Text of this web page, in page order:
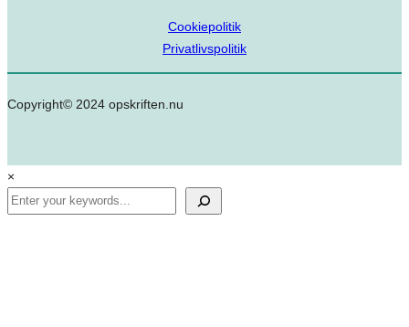
Cookiepolitik
Privatlivspolitik
Copyright© 2024 opskriften.nu
×
Search